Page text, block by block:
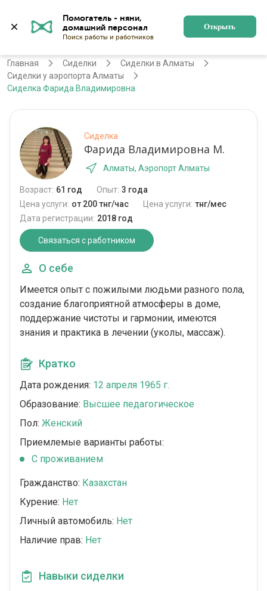
Помогатель - няни,
Поиск работы и работников
Открыть
Алматы Регистрация
Главная Сиделки
Сиделки в Алматы
Сиделки у аэропорта Алматы
Сиделка Фарида Владимировна
Сиделка
Фарида Владимировна М.
Алматы, Аэропорт Алматы
Возраст: 61 год Опыт: 3 года
Цена услуги: от 200 тнг/час Цена услуги: тнг/мес
Дата регистрации: 2018 год
Связаться с работником
О себе
Имеется опыт с пожилыми людьми разного пола,
создание благоприятной атмосферы в доме,
поддержание чистоты и гармонии, имеются
знания и практика в лечении (уколы, массаж).
Кратко
Дата рождения: 12 апреля 1965 г.
Образование: Высшее педагогическое
Пол: Женский
Приемлемые варианты работы:
C проживанием
Гражданство: Казахстан
Курение: Нет
Личный автомобиль: Нет
Наличие прав: Нет
Навыки сиделки